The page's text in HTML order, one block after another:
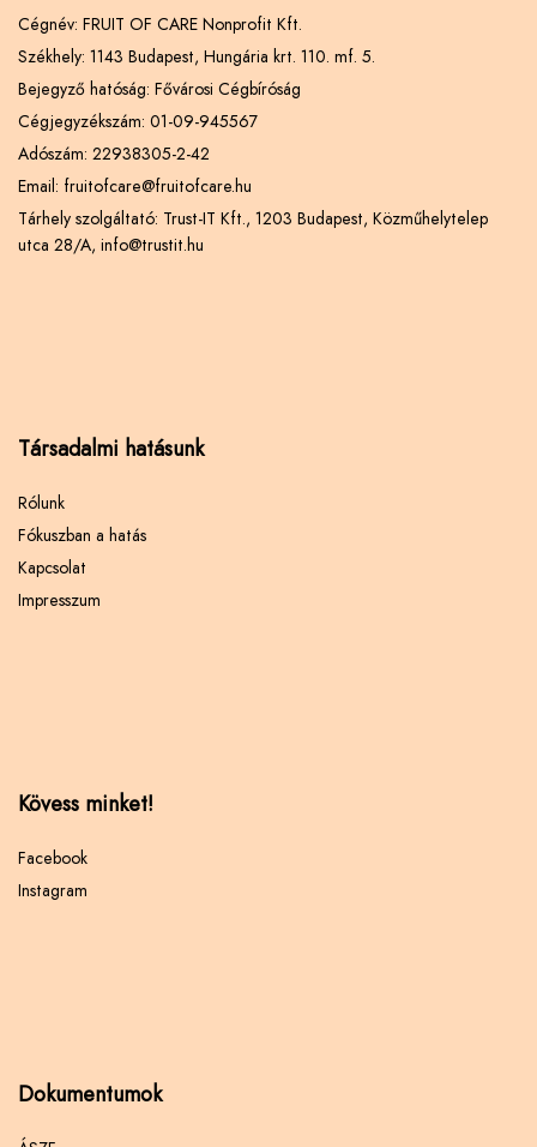
Cégnév: FRUIT OF CARE Nonprofit Kft.
Székhely: 1143 Budapest, Hungária krt. 110. mf. 5.
Bejegyző hatóság: Fővárosi Cégbíróság
Cégjegyzékszám: 01-09-945567
Adószám: 22938305-2-42
Email: fruitofcare@fruitofcare.hu
Tárhely szolgáltató: Trust-IT Kft., 1203 Budapest, Közműhelytelep
utca 28/A, info@trustit.hu
Társadalmi hatásunk
Rólunk
Fókuszban a hatás
Kapcsolat
Impresszum
Kövess minket!
Facebook
Instagram
Dokumentumok